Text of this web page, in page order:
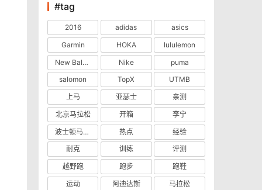
#tag
2016 adidas
asics
Garmin
HOKA
lululemon
New Balance
Nike
puma
salomon
TopX
UTMB
上马
亚瑟士
亲测
北京马拉松
开箱
李宁
波士顿马拉松
热点
经验
耐克
训练
评测
越野跑
跑步
跑鞋
运动
阿迪达斯 马拉松